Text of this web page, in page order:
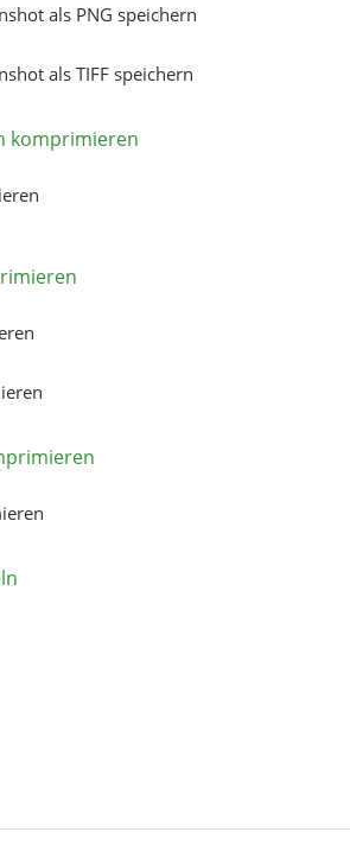
als PNG speichern
als TIFF speichern
komprimieren